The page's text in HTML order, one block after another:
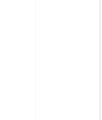
Лазеры
Аппараты
Мебель